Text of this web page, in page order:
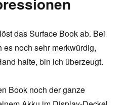
das Surface Book ab. Bei
es noch sehr merkwürdig,
halte, bin ich überzeugt.
Book noch der ganze